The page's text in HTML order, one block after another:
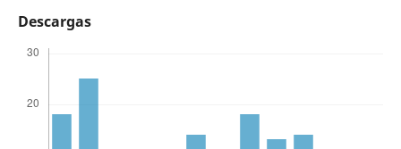
Descargas